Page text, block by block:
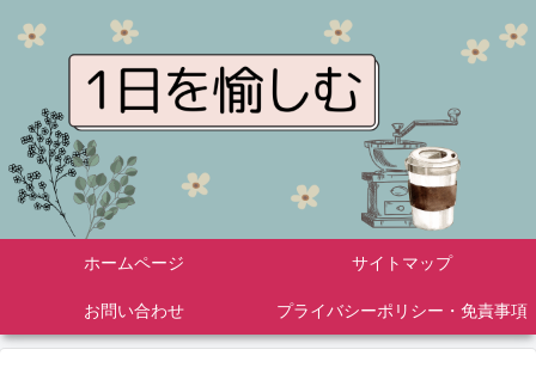
ホームページ サイトマップ
お問い合わせ プライバシーポリシー・免責事項